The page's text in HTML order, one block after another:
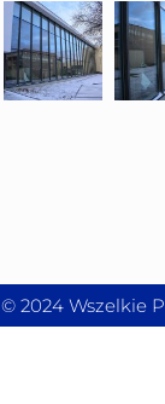
© 2024 Wszelkie